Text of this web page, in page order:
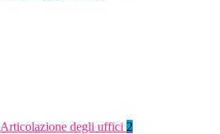
Articolazione degli uffici 2